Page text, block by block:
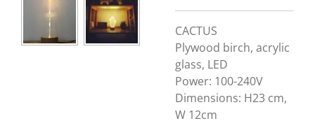
CACTUS
Plywood birch, acrylic
glass, LED
Power: 100-240V
Dimensions: H23 cm,
W 12cm